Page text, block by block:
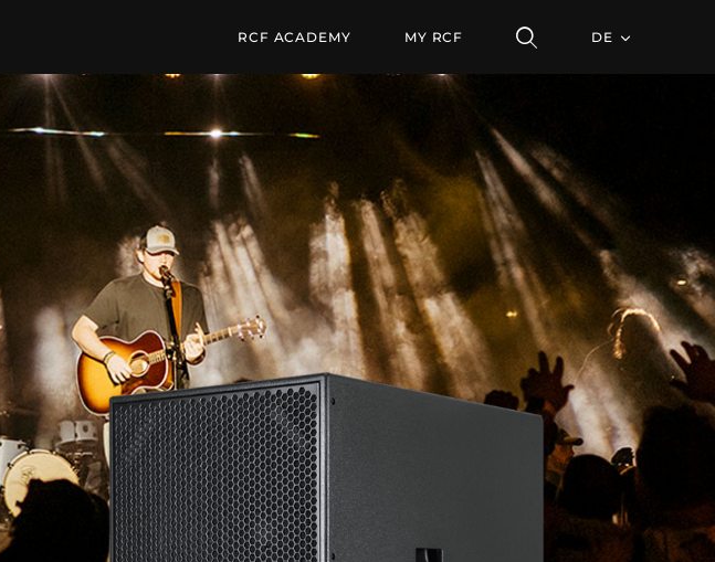
RCF ACADEMY MY RCF DE